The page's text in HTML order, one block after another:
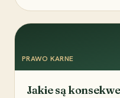
PRAWO KARNE
Jakie są